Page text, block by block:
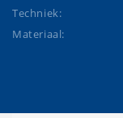
Techniek:
Materiaal: